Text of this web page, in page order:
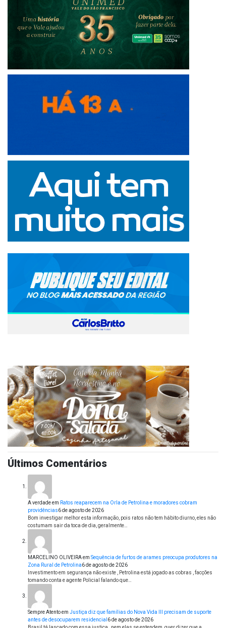
Últimos Comentários
A verdadeem Ratos reaparecem na Orla de Petrolina e moradores cobram
providências6 de agosto de 2026
Bom investigar melhor esta informação, pois ratos não tem hábito diurno, eles não
costumam sair da toca de dia, geralmente…
MARCELINO OLIVEIRAem Sequência de furtos de arames preocupa produtores na
Zona Rural de Petrolina6 de agosto de 2026
Investimento em segurança não existe , Petrolina está jogado as cobras , facções
tomando conta e agente Policial falando que…
Sempre Atentoem Justiça diz que famílias do Nova Vida III precisam de suporte
antes de desocuparem residencial 6 de agosto de 2026